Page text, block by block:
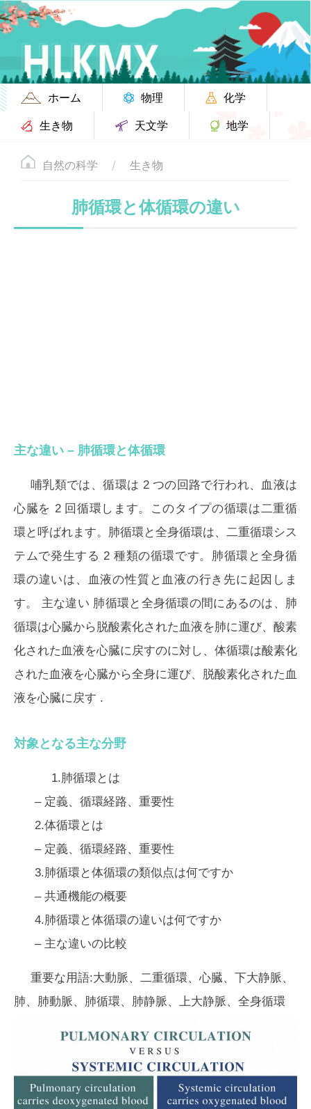
ホーム 物理
化学
生き物
天文学 地学
自然の科学 生き物
肺循環と体循環の違い
主な違い – 肺循環と体循環
哺乳類では、循環は 2 つの回路で行われ、血液は
心臓を 2 回循環します。このタイプの循環は二重循
環と呼ばれます。肺循環と全身循環は、二重循環シス
テムで発生する 2 種類の循環です。肺循環と全身循
環の違いは、血液の性質と血液の行き先に起因しま
す。 主な違い 肺循環と全身循環の間にあるのは、 肺
循環は心臓から脱酸素化された血液を肺に運び、酸素
化された血液を心臓に戻すのに対し、体循環は酸素化
された血液を心臓から全身に運び、脱酸素化された血
液を心臓に戻す .
対象となる主な分野
1.肺循環とは
– 定義、循環経路、重要性
2.体循環とは
– 定義、循環経路、重要性
3.肺循環と体循環の類似点は何ですか
– 共通機能の概要
4.肺循環と体循環の違いは何ですか
– 主な違いの比較
重要な用語:大動脈、二重循環、心臓、下大静脈、
肺、肺動脈、肺循環、肺静脈、上大静脈、全身循環